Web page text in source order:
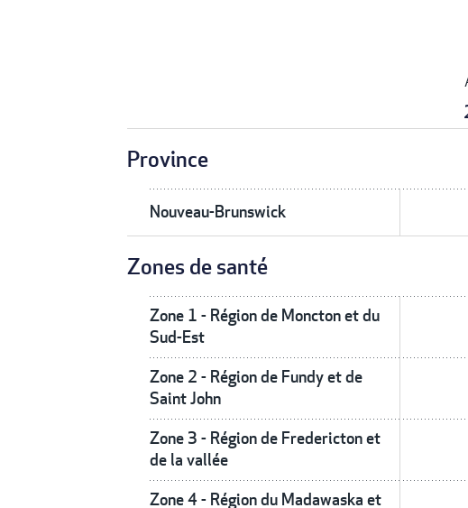
Province
Nouveau-Brunswick
Zones de santé
Zone 1 - Région de Moncton et du
Sud-Est
Zone 2 - Région de Fundy et de
Saint John
Zone 3 - Région de Fredericton et
de la vallée
Zone 4 - Région du Madawaska et